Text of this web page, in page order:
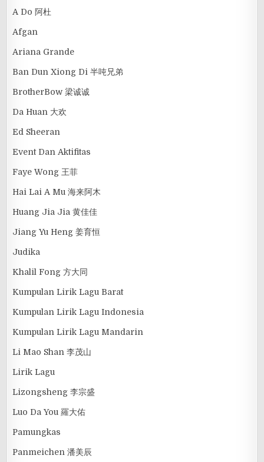
A Do 阿杜
Afgan
Ariana Grande
Ban Dun Xiong Di 半吨兄弟
BrotherBow 梁诚诚
Da Huan 大欢
Ed Sheeran
Event Dan Aktifitas
Faye Wong 王菲
Hai Lai A Mu 海来阿木
Huang Jia Jia 黄佳佳
Jiang Yu Heng 姜育恒
Judika
Khalil Fong 方大同
Kumpulan Lirik Lagu Barat
Kumpulan Lirik Lagu Indonesia
Kumpulan Lirik Lagu Mandarin
Li Mao Shan 李茂山
Lirik Lagu
Lizongsheng 李宗盛
Luo Da You 羅大佑
Pamungkas
Panmeichen 潘美辰